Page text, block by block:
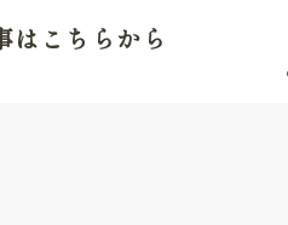
はこちらから